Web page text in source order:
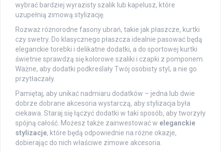
wybrać bardziej wyrazisty szalik lub kapelusz, które
uzupełnią zimową stylizację.
Rozważ różnorodne fasony ubrań, takie jak płaszcze, kurtki
czy swetry. Do klasycznego płaszcza idealnie pasować będą
eleganckie torebki i delikatne dodatki, a do sportowej kurtki
świetnie sprawdzą się kolorowe szaliki i czapki z pomponem.
Ważne, aby dodatki podkreślały Twój osobisty styl, a nie go
przytłaczały.
Pamiętaj, aby unikać nadmiaru dodatków – jedna lub dwie
dobrze dobrane akcesoria wystarczą, aby stylizacja była
ciekawa. Staraj się łączyć dodatki w taki sposób, aby tworzyły
spójną całość. Możesz także zainwestować w eleganckie
stylizacje, które będą odpowiednie na różne okazje,
dobierając do nich właściwe zimowe akcesoria.